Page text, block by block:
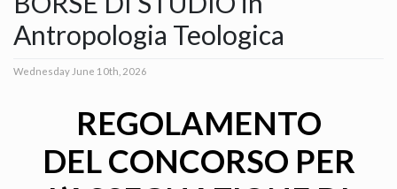
Antropologia Teologica
Wednesday June 10th, 2026
REGOLAMENTO
DEL CONCORSO PER